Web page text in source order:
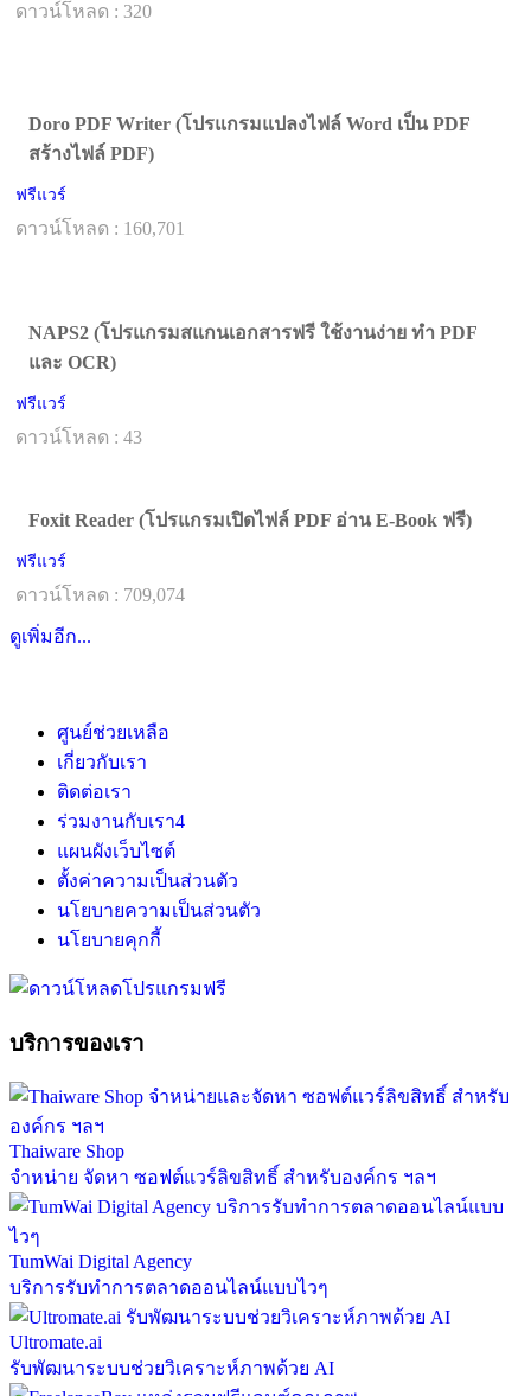
ดาวน์โหลด : 320
Doro PDF Writer (โปรแกรมแปลงไฟล์ Word เป็น PDF
สร้างไฟล์ PDF)
ฟรีแวร์
ดาวน์โหลด : 160,701
NAPS2 (โปรแกรมสแกนเอกสารฟรี ใช้งานง่าย ทำ PDF
และ OCR)
ฟรีแวร์
ดาวน์โหลด : 43
Foxit Reader (โปรแกรมเปิดไฟล์ PDF อ่าน E-Book ฟรี)
ฟรีแวร์
ดาวน์โหลด : 709,074
ดูเพิ่มอีก...
ศูนย์ช่วยเหลือ
เกี่ยวกับเรา
ติดต่อเรา
ร่วมงานกับเรา4
แผนผังเว็บไซต์
ตั้งค่าความเป็นส่วนตัว
นโยบายความเป็นส่วนตัว
นโยบายคุกกี้
บริการของเรา
Thaiware Shop
จำหน่าย จัดหา ซอฟต์แวร์ลิขสิทธิ์ สำหรับองค์กร ฯลฯ
TumWai Digital Agency
บริการรับทำการตลาดออนไลน์แบบไวๆ
Ultromate.ai
รับพัฒนาระบบช่วยวิเคราะห์ภาพด้วย AI